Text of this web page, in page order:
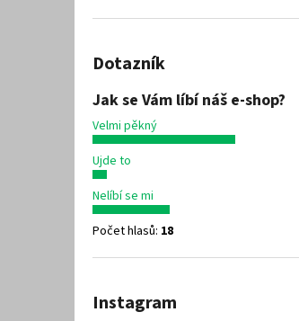
Dotazník
Jak se Vám líbí náš e-shop?
Velmi pěkný
Ujde to
Nelíbí se mi
Počet hlasů: 18
Instagram